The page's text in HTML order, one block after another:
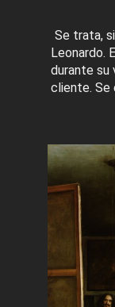
Se trata,
Leonardo.
durante su
cliente. Se